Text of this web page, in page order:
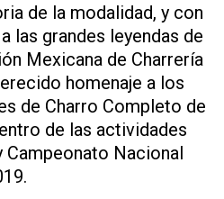
de la modalidad, y con
las grandes leyendas de
Mexicana de Charrería
homenaje a los
de Charro Completo de
de las actividades
Campeonato Nacional